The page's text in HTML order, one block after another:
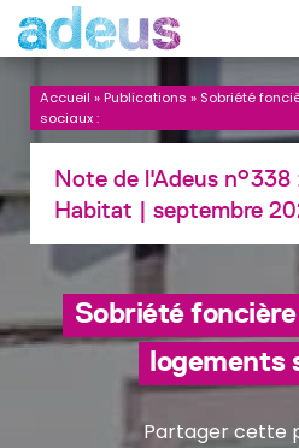
Accueil »Publications » Sobriété
sociaux :
Note de l'Adeus n°338
Habitat | septembre
Sobriété
logements
Partager cette
Panneau de gestion des cookies